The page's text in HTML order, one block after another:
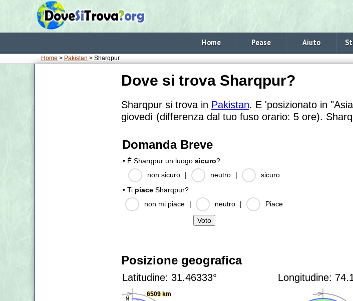
Home Pease Aiuto
Home > Pakistan > Sharqpur
Dove si trova Sharqpur?
Sharqpur si trova in Pakistan. E 'posizionato in
giovedì (differenza dal tuo fuso orario: 5 ore).
Domanda Breve
• È Sharqpur un luogo sicuro?
non sicuro
| neutro |
sicuro
• Ti piace Sharqpur?
non mi piace
| neutro | Piace
Posizione geografica
Latitudine: 31.46333°
6509 km
Longitudine: